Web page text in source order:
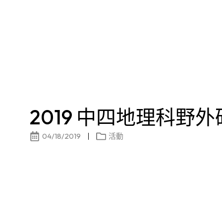
2019 中四地理科野外
04/18/2019 活動